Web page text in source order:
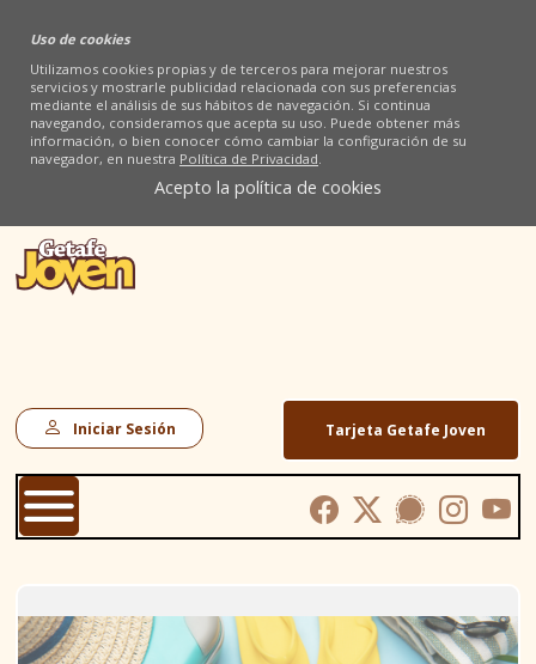
Uso de cookies
Utilizamos cookies propias y de terceros para mejorar nuestros
servicios y mostrarle publicidad relacionada con sus preferencias
mediante el análisis de sus hábitos de navegación. Si continua
navegando, consideramos que acepta su uso. Puede obtener más
información, o bien conocer cómo cambiar la configuración de su
navegador, en nuestra Política de Privacidad.
Acepto la política de cookies
Iniciar Sesión Tarjeta Getafe Joven